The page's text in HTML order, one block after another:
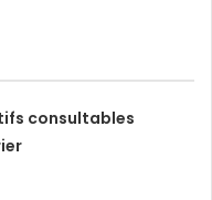
consultables